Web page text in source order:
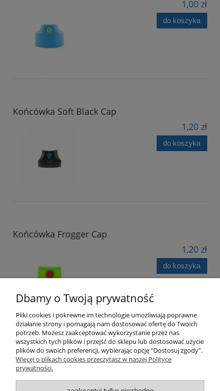
1,00 zł
do koszyka
Końcówka Soft Black Cap
1,20 zł
do koszyka
Końcówka Frogger Cap
1,20 zł
do koszyka
Pomoc
Moje konto
Dbamy o Twoją prywatność
Pliki cookies i pokrewne im technologie umożliwiają poprawne
działanie strony i pomagają nam dostosować ofertę do Twoich
potrzeb. Możesz zaakceptować wykorzystanie przez nas
wszystkich tych plików i przejść do sklepu lub dostosować użycie
plików do swoich preferencji, wybierając opcję "Dostosuj zgody".
Więcej o plikach cookies przeczytasz w naszej Polityce
prywatności.